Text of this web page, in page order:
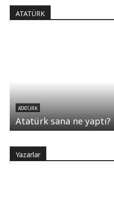
ATATÜRK
ATATÜRK
Atatürk sana ne yaptı?
Yazarlar